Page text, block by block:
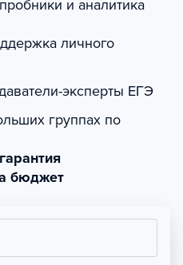
и аналитика
личного
эксперты ЕГЭ
группах по
бюджет